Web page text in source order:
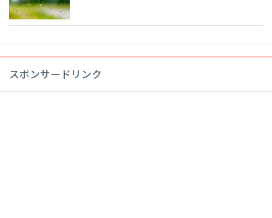
スポンサードリンク